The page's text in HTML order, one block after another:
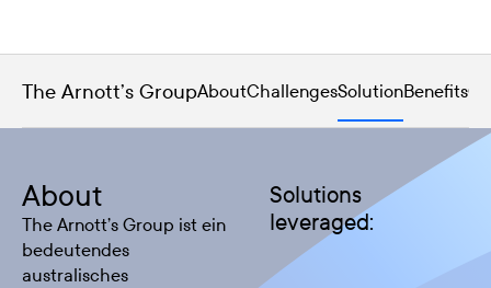
The Arnott’s GroupAboutChallengesSolutionBenefits
About
The Arnott’s Group ist ein
bedeutendes
australisches
Solutions
leveraged: